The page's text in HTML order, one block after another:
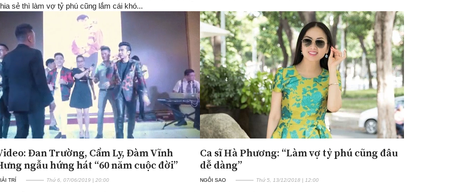
sẻ thì làm vợ tỷ phú cũng lắm cái khó...
Đan Trường, Cẩm Ly, Đàm Vĩnh
ngẫu hứng hát “60 năm cuộc đời”
TRÍ Thứ 6, 07/06/2019 | 20:00
Ca sĩ Hà Phương: “Làm vợ tỷ phú cũng đâu
dễ dàng”
NGÔI SAO Thứ 5, 13/12/2018 | 12:00